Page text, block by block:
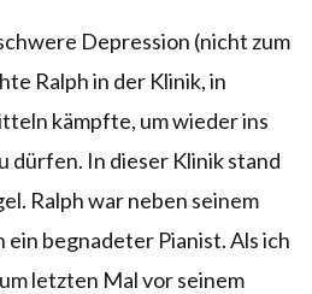
Depression (nicht zum
Ralph in der Klinik, in
kämpfte, um wieder ins
dürfen. In dieser Klinik stand
Ralph war neben seinem
begnadeter Pianist. Als ich
letzten Mal vor seinem